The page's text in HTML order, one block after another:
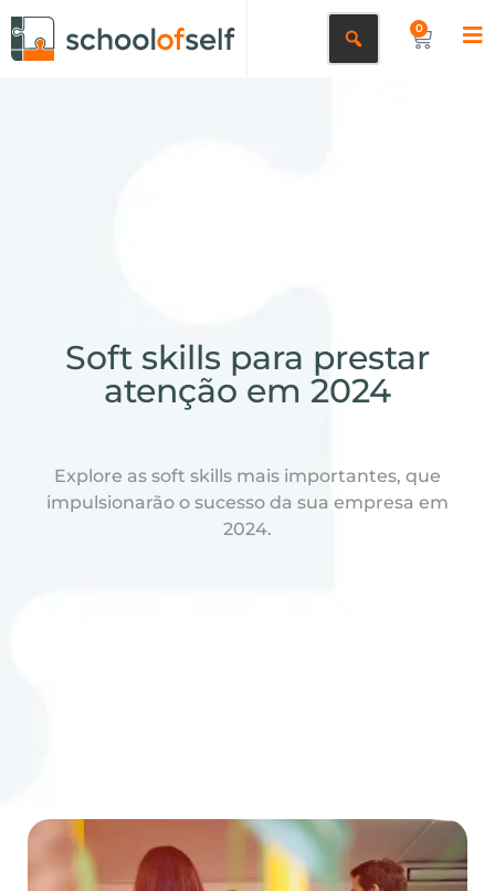
0
Soft skills para prestar
atenção em 2024
Explore as soft skills mais importantes, que
impulsionarão o sucesso da sua empresa em
2024.